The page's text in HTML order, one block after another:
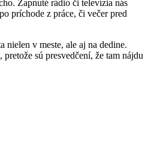
Zapnuté rádio či televízia nás
príchode z práce, či večer pred
nielen v meste, ale aj na dedine.
sú presvedčení, že tam nájdu